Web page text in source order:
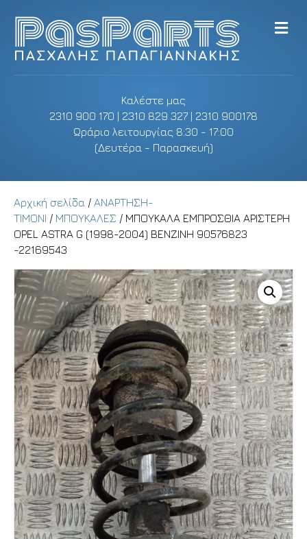
Καλέστε μας
2310 900 170 | 2310 829 327 | 2310 900178
Ωράριο λειτουργίας 8:30 - 17:00
(Δευτέρα - Παρασκευή)
M
e
Αρχική σελίδα / ΑΝΑΡΤΗΣΗ-
ΤΙΜΟΝΙ / ΜΠΟΥΚΑΛΕΣ / ΜΠΟΥΚΑΛΑ ΕΜΠΡΟΣΘΙΑ ΑΡΙΣΤΕΡΗ
OPEL ASTRA G (1998-2004) ΒΕΝΖΙΝΗ 90576823
-22169543